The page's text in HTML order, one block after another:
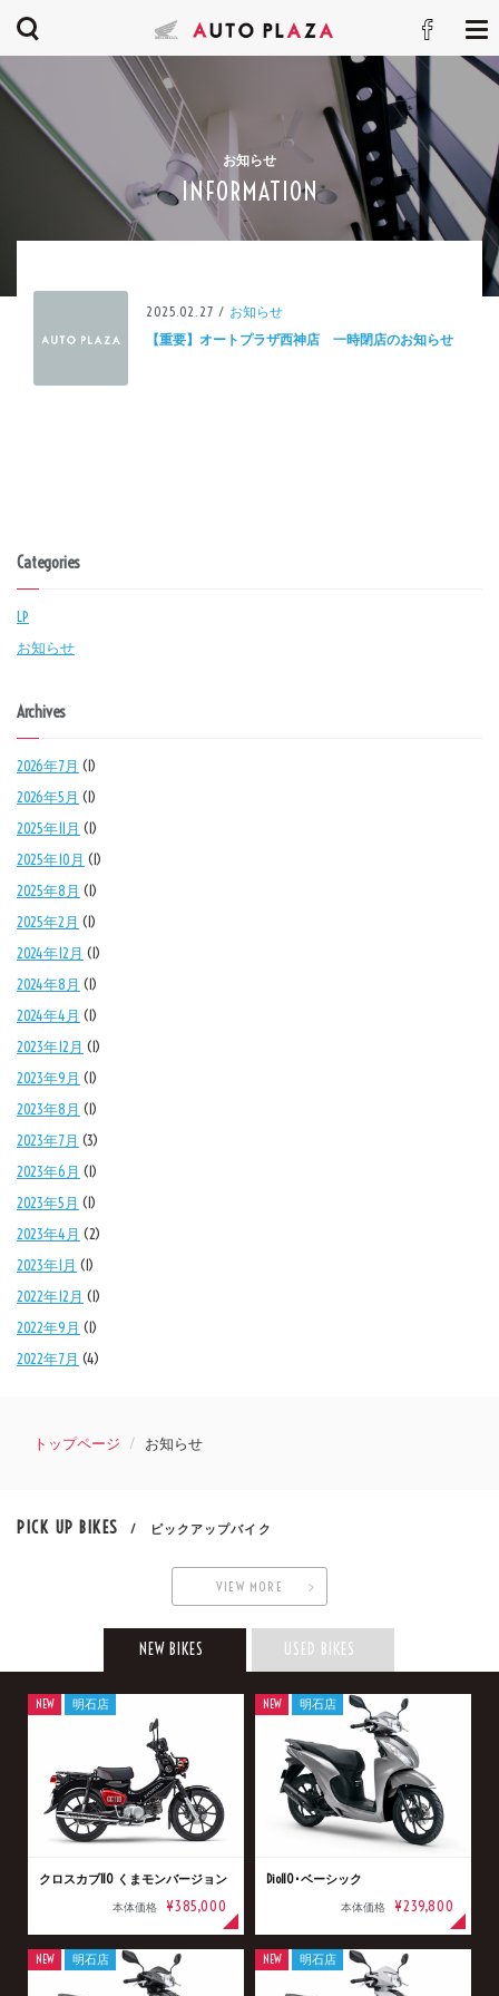
お知らせ
INFORMATION
2025.02.27 / お知らせ
【重要】オートプラザ西神店 一時閉店のお知らせ
Categories
LP
お知らせ
Archives
2026年7月 (1)
2026年5月 (1)
2025年11月 (1)
2025年10月 (1)
2025年8月 (1)
2025年2月 (1)
2024年12月 (1)
2024年8月 (1)
2024年4月 (1)
2023年12月 (1)
2023年9月 (1)
2023年8月 (1)
2023年7月 (3)
2023年6月 (1)
2023年5月 (1)
2023年4月 (2)
2023年1月 (1)
2022年12月 (1)
2022年9月 (1)
2022年7月 (4)
トップページ お知らせ
PICK UP BIKES / ピックアップバイク
VIEW MORE
NEW BIKES USED BIKES
クロスカブ110 くまモンバージョン
本体価格 ¥385,000
NEW 明石店
Dio110･ベーシック
本体価格 ¥239,800
NEW 明石店
NEW 明石店 NEW 明石店